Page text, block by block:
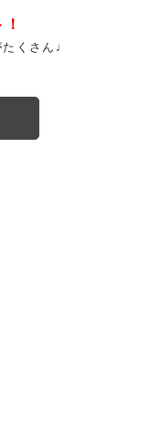
くさん♩